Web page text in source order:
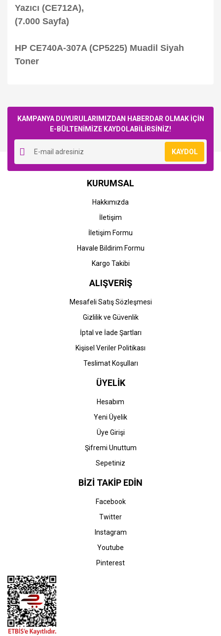
Yazıcı (CE712A),
(7.000 Sayfa)
HP CE740A-307A (CP5225) Muadil Siyah
Toner
Yorum Yaz
(CP5225) Muadil Siyah
2.417,37 TL
(CP5225) Orjinal Mavi
HP
HP CE741A-307A
Toner
HP
HP CE742A-307A
Toner
KAMPANYA DUYURULARIMIZDAN HABERDAR OLMAK İÇİN
E-BÜLTENİMİZE KAYDOLABİLİRSİNİZ!
KAYDOL
KURUMSAL
Hakkımızda
İletişim
İletişim Formu
Havale Bildirim Formu
Kargo Takibi
ALIŞVERİŞ
Mesafeli Satış Sözleşmesi
Gizlilik ve Güvenlik
İptal ve İade Şartları
Kişisel Veriler Politikası
Teslimat Koşulları
ÜYELİK
Hesabım
Yeni Üyelik
Üye Girişi
Şifremi Unuttum
Sepetiniz
BİZİ TAKİP EDİN
Facebook
Twitter
Instagram
Youtube
Pinterest